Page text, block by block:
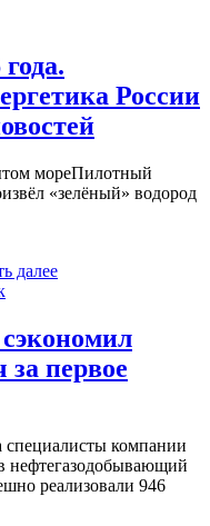
России
мореПилотный
«зелёный» водород
далее
первое
специалисты компании
нефтегазодобывающий
реализовали 946